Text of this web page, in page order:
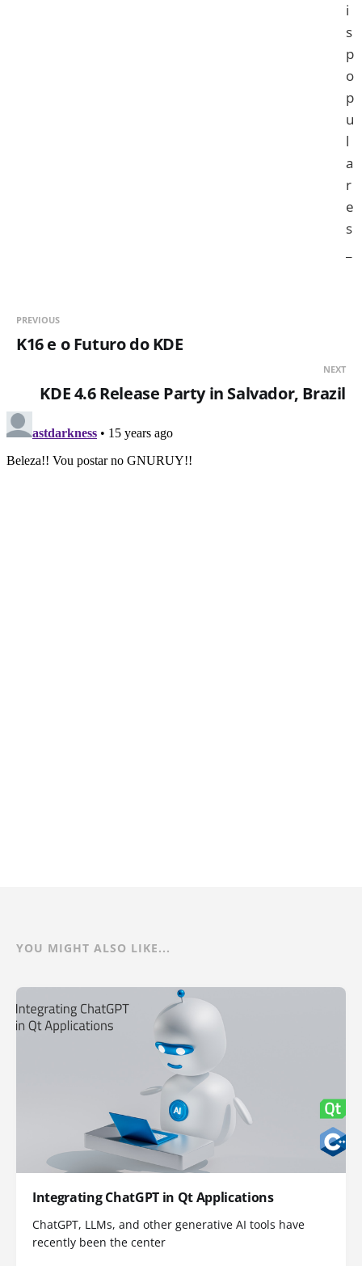
i
s
p
o
p
u
l
a
r
e
s
PREVIOUS
K16 e o Futuro do KDE
NEXT
KDE 4.6 Release Party in Salvador, Brazil
YOU MIGHT ALSO LIKE...
Integrating ChatGPT in Qt Applications
ChatGPT, LLMs, and other generative AI tools have
recently been the center